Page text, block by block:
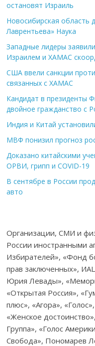
остановят Израиль
Новосибирская область
Лаврентьева» Наука
Западные лидеры
Израилем и ХАМАС
США ввели санкции
связанных с ХАМАС
Кандидат в президенты
двойное гражданство с
Индия и Китай
МВФ понизил прогноз
Доказано китайскими
ОРВИ, грипп и COVID-19
В сентябре в России
авто
Организации, СМИ и
России иностранными
Избирателей», «Фонд
прав заключенных»,
Юрия Левады»,
«Открытая Россия»,
плюс», «Агора»,
«Женское
Группа», «Голос
Свобода», Пономарев